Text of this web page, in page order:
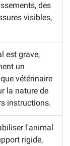
des
visibles,
est grave,
un
vétérinaire
la nature de
instructions.
l'animal
rigide,